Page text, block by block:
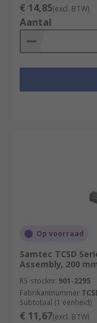
€ 14,85(excl. BTW)
Aantal
Op voorraad
Samtec TCSD
Assembly, 200
RS-stocknr. 901-2295
Fabrikantnummer
Subtotaal (1 eenheid)
€ 11,67(excl. BTW)